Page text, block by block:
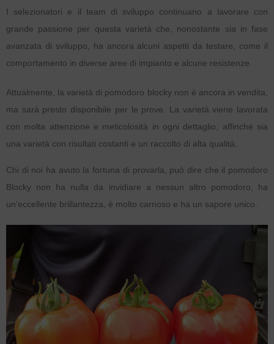
I selezionatori e il team di sviluppo continuano a lavorare con
grande passione per questa varietà che, nonostante sia in fase
avanzata di sviluppo, ha ancora alcuni aspetti da testare, come il
comportamento in diverse aree di impianto e alcune resistenze.
Attualmente, la varietà di pomodoro blocky non è ancora in vendita,
ma sarà presto disponibile per le prove. La varietà viene lavorata
con molta attenzione e meticolosità in ogni dettaglio, affinché sia
una varietà con risultati costanti e un raccolto di alta qualità.
Chi di noi ha avuto la fortuna di provarla, può dire che il pomodoro
Blocky non ha nulla da invidiare a nessun altro pomodoro, ha
un’eccellente brillantezza, è molto carnoso e ha un sapore unico.